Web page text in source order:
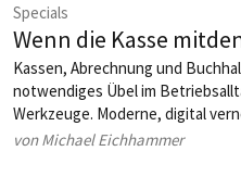
Specials
Wenn die Kasse
Kassen, Abrechnung und
notwendiges Übel im
Werkzeuge. Moderne, digital
Routinen, schaffen Transparenz
von Michael Eichhammer